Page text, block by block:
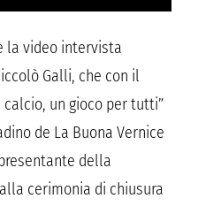
la video intervista
Galli, che con il
un gioco per tutti”
de La Buona Vernice
della
cerimonia di chiusura